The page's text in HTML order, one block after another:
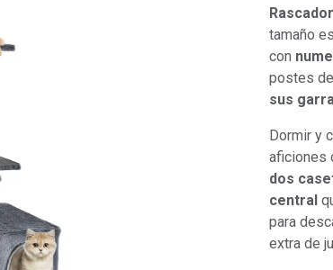
tamaño
con
postes
sus
Dormir y
aficiones
dos
central
para
extra de